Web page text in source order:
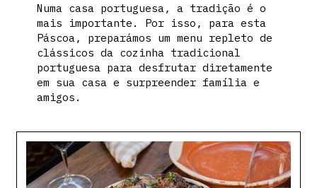
Numa casa portuguesa, a tradição é o
mais importante. Por isso, para esta
Páscoa, preparámos um menu repleto de
clássicos da cozinha tradicional
portuguesa para desfrutar diretamente
em sua casa e surpreender família e
amigos.